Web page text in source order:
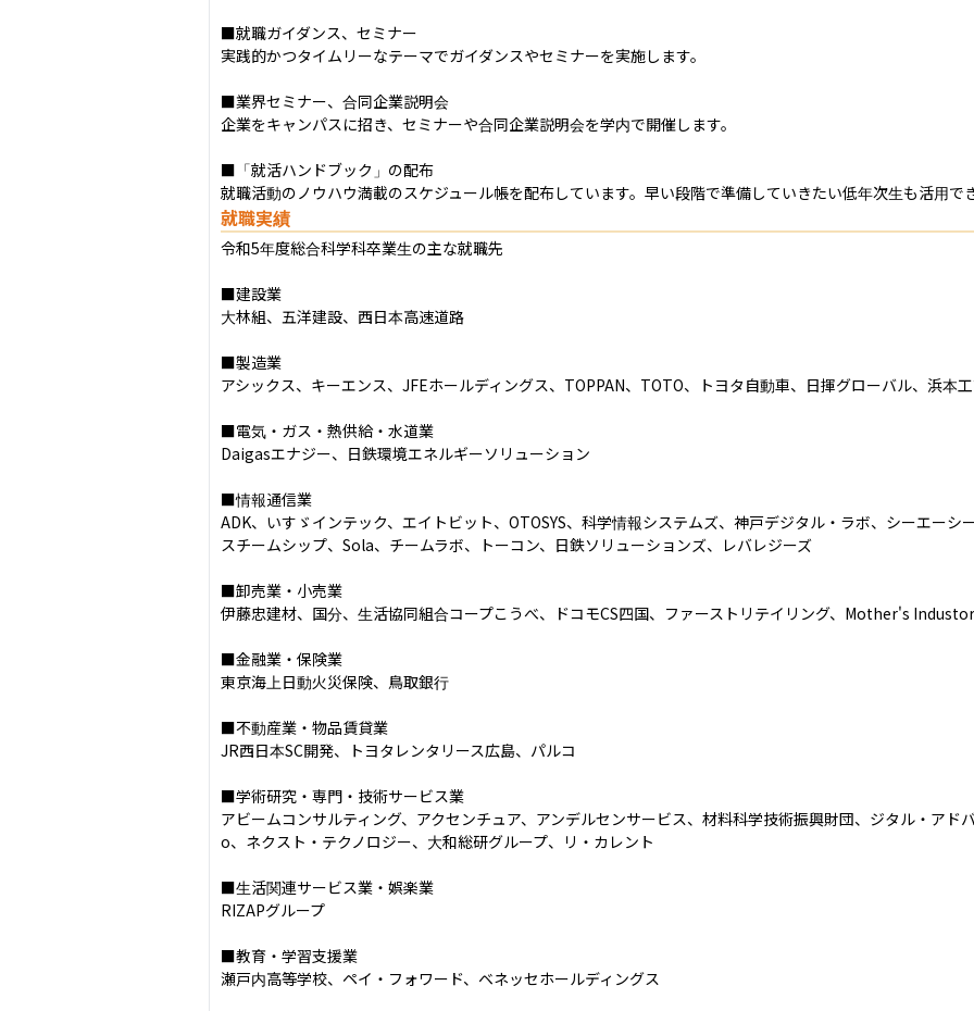
■就職ガイダンス、セミナー
実践的かつタイムリーなテーマでガイダンスやセミナーを実施します。
■業界セミナー、合同企業説明会
企業をキャンパスに招き、セミナーや合同企業説明会を学内で開催します。
■「就活ハンドブック」の配布
就職活動のノウハウ満載のスケジュール帳を配布しています。早い段階で準備していきたい低年次生も活用で
就職実績
令和5年度総合科学科卒業生の主な就職先
■建設業
大林組、五洋建設、西日本高速道路
■製造業
アシックス、キーエンス、JFEホールディングス、TOPPAN、TOTO、トヨタ自動車、日揮グローバル、浜本
■電気・ガス・熱供給・水道業
Daigasエナジー、日鉄環境エネルギーソリューション
■情報通信業
ADK、いすゞインテック、エイトビット、OTOSYS、科学情報システムズ、神戸デジタル・ラボ、シーエーシ
スチームシップ、Sola、チームラボ、トーコン、日鉄ソリューションズ、レバレジーズ
■卸売業・小売業
伊藤忠建材、国分、生活協同組合コープこうべ、ドコモCS四国、ファーストリテイリング、Mother's
■金融業・保険業
東京海上日動火災保険、鳥取銀行
■不動産業・物品賃貸業
JR西日本SC開発、トヨタレンタリース広島、パルコ
■学術研究・専門・技術サービス業
アビームコンサルティング、アクセンチュア、アンデルセンサービス、材料科学技術振興財団、ジタル・ア
o、ネクスト・テクノロジー、大和総研グループ、リ・カレント
■生活関連サービス業・娯楽業
RIZAPグループ
■教育・学習支援業
瀬戸内高等学校、ペイ・フォワード、ベネッセホールディングス